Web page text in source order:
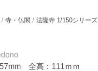
/ 寺・仏閣 / 法隆寺 1/150シリーズ
全高：111ｍｍ